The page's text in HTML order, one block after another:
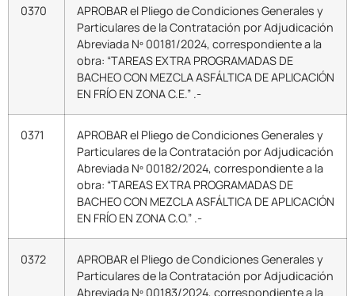
0370
APROBAR el Pliego de Condiciones Generales y
Particulares de la Contratación por Adjudicación
Abreviada Nº 00181/2024, correspondiente a la
obra: “TAREAS EXTRA PROGRAMADAS DE
BACHEO CON MEZCLA ASFÁLTICA DE APLICACIÓN
EN FRÍO EN ZONA C.E.” .-
0371
APROBAR el Pliego de Condiciones Generales y
Particulares de la Contratación por Adjudicación
Abreviada Nº 00182/2024, correspondiente a la
obra: “TAREAS EXTRA PROGRAMADAS DE
BACHEO CON MEZCLA ASFÁLTICA DE APLICACIÓN
EN FRÍO EN ZONA C.O.” .-
0372
APROBAR el Pliego de Condiciones Generales y
Particulares de la Contratación por Adjudicación
Abreviada Nº 00183/2024, correspondiente a la